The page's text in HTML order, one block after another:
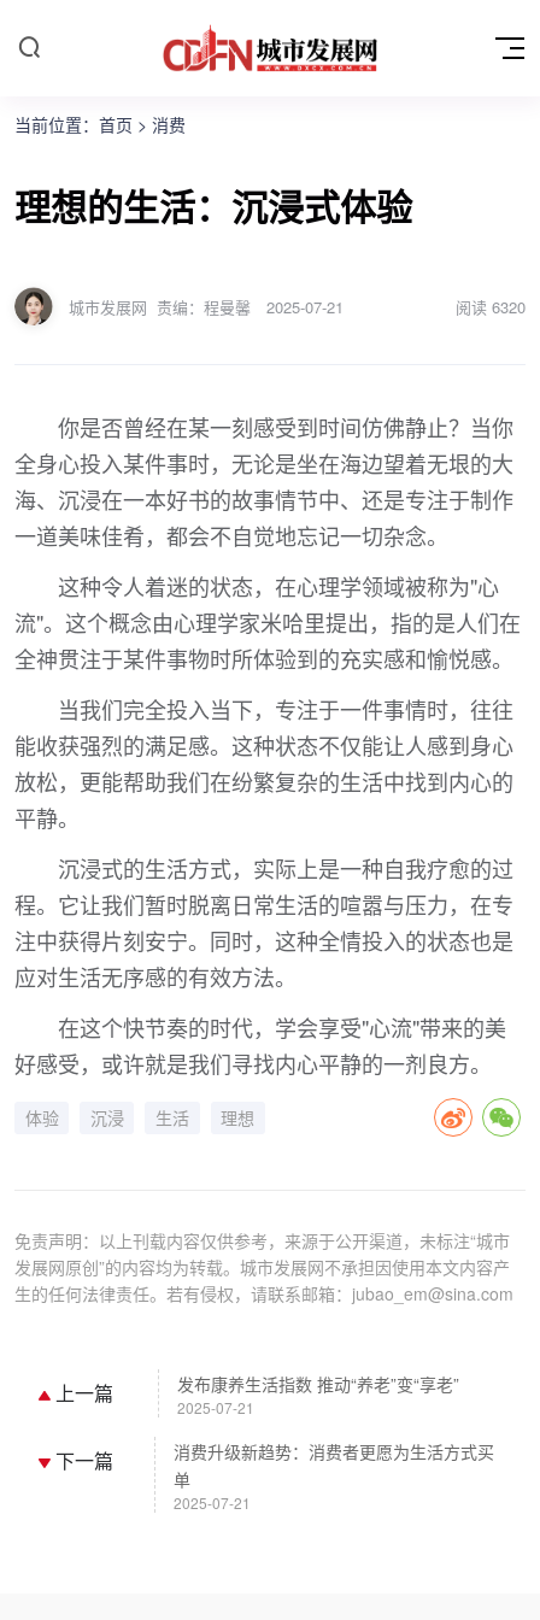
当前位置： 首页 > 消费
理想的生活：沉浸式体验
城市发展网 责编：程曼馨 2025-07-21 阅读 6320
你是否曾经在某一刻感受到时间仿佛静止？当你
全身心投入某件事时，无论是坐在海边望着无垠的大
海、沉浸在一本好书的故事情节中、还是专注于制作
一道美味佳肴，都会不自觉地忘记一切杂念。
这种令人着迷的状态，在心理学领域被称为"心
流"。这个概念由心理学家米哈里提出，指的是人们在
全神贯注于某件事物时所体验到的充实感和愉悦感。
当我们完全投入当下，专注于一件事情时，往往
能收获强烈的满足感。这种状态不仅能让人感到身心
放松，更能帮助我们在纷繁复杂的生活中找到内心的
平静。
沉浸式的生活方式，实际上是一种自我疗愈的过
程。它让我们暂时脱离日常生活的喧嚣与压力，在专
注中获得片刻安宁。同时，这种全情投入的状态也是
应对生活无序感的有效方法。
在这个快节奏的时代，学会享受"心流"带来的美
好感受，或许就是我们寻找内心平静的一剂良方。
体验 沉浸 生活 理想
免责声明：以上刊载内容仅供参考，来源于公开渠道，未标注“城市
发展网原创”的内容均为转载。城市发展网不承担因使用本文内容产
生的任何法律责任。若有侵权，请联系邮箱：jubao_em@sina.com
上一篇 发布康养生活指数 推动“养老”变“享老”
2025-07-21
下一篇
消费升级新趋势：消费者更愿为生活方式买
单
2025-07-21